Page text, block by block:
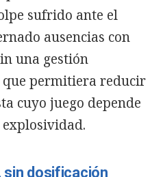
sufrido ante el
ausencias con
una gestión
permitiera reducir
cuyo juego depende
sin dosificación